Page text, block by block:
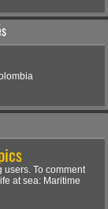
users. To comment
at sea: Maritime